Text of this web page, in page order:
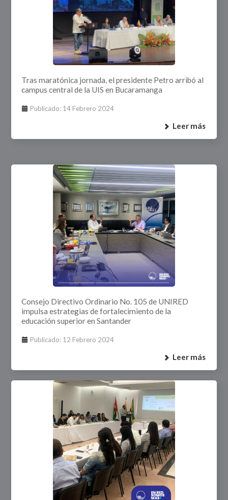
Tras maratónica jornada, el presidente Petro arribó al
campus central de la UIS en Bucaramanga
Publicado: 14 Febrero 2024
Leer más
Consejo Directivo Ordinario No. 105 de UNIRED
impulsa estrategias de fortalecimiento de la
educación superior en Santander
Publicado: 12 Febrero 2024
Leer más